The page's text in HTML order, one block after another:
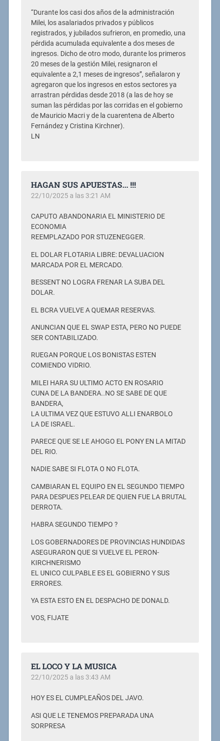
“Durante los casi dos años de la administración
Milei, los asalariados privados y públicos
registrados, y jubilados sufrieron, en promedio, una
pérdida acumulada equivalente a dos meses de
ingresos. Dicho de otro modo, durante los primeros
20 meses de la gestión Milei, resignaron el
equivalente a 2,1 meses de ingresos”, señalaron y
agregaron que los ingresos en estos sectores ya
arrastran pérdidas desde 2018 (a las de hoy se
suman las pérdidas por las corridas en el gobierno
de Mauricio Macri y de la cuarentena de Alberto
Fernández y Cristina Kirchner).
LN
HAGAN SUS APUESTAS... !!!
22/10/2025 a las 3:21 AM
CAPUTO ABANDONARIA EL MINISTERIO DE
ECONOMIA
REEMPLAZADO POR STUZENEGGER.
EL DOLAR FLOTARIA LIBRE: DEVALUACION
MARCADA POR EL MERCADO.
BESSENT NO LOGRA FRENAR LA SUBA DEL
DOLAR.
EL BCRA VUELVE A QUEMAR RESERVAS.
ANUNCIAN QUE EL SWAP ESTA, PERO NO PUEDE
SER CONTABILIZADO.
RUEGAN PORQUE LOS BONISTAS ESTEN
COMIENDO VIDRIO.
MILEI HARA SU ULTIMO ACTO EN ROSARIO
CUNA DE LA BANDERA..NO SE SABE DE QUE
BANDERA,
LA ULTIMA VEZ QUE ESTUVO ALLI ENARBOLO
LA DE ISRAEL.
PARECE QUE SE LE AHOGO EL PONY EN LA MITAD
DEL RIO.
NADIE SABE SI FLOTA O NO FLOTA.
CAMBIARAN EL EQUIPO EN EL SEGUNDO TIEMPO
PARA DESPUES PELEAR DE QUIEN FUE LA BRUTAL
DERROTA.
HABRA SEGUNDO TIEMPO ?
LOS GOBERNADORES DE PROVINCIAS HUNDIDAS
ASEGURARON QUE SI VUELVE EL PERON-
KIRCHNERISMO
EL UNICO CULPABLE ES EL GOBIERNO Y SUS
ERRORES.
YA ESTA ESTO EN EL DESPACHO DE DONALD.
VOS, FIJATE
EL LOCO Y LA MUSICA
22/10/2025 a las 3:43 AM
HOY ES EL CUMPLEAÑOS DEL JAVO.
ASI QUE LE TENEMOS PREPARADA UNA
SORPRESA